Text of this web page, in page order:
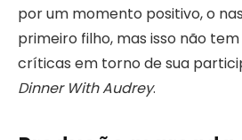
por um momento positivo, o
primeiro filho, mas isso não
críticas em torno de sua
Dinner With Audrey.